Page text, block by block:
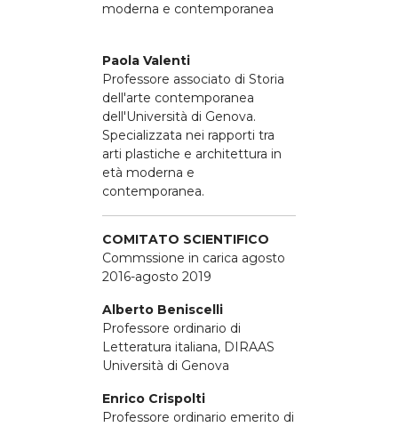
moderna e contemporanea
Paola Valenti
Professore associato di Storia
dell'arte contemporanea
dell'Università di Genova.
Specializzata nei rapporti tra
arti plastiche e architettura in
età moderna e
contemporanea.
COMITATO SCIENTIFICO
Commssione in carica agosto
2016-agosto 2019
Alberto Beniscelli
Professore ordinario di
Letteratura italiana, DIRAAS
Università di Genova
Enrico Crispolti
Professore ordinario emerito di